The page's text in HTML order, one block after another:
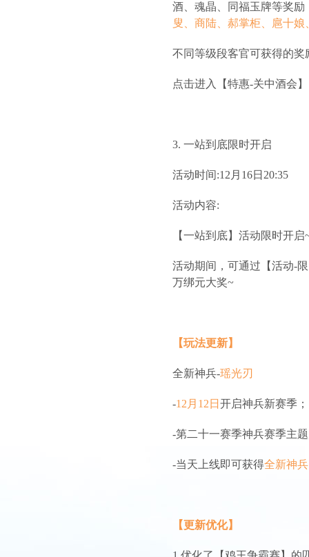
酒、魂晶、同福玉牌等奖
叟、商陆、郝掌柜、扈十
不同等级段客官可获得的
点击进入【特惠-关中酒会
3. 一站到底限时开启
活动时间:12月16日20:35
活动内容:
【一站到底】活动限时开
活动期间，可通过【活动-
万绑元大奖~
【玩法更新】
全新神兵-瑶光刃
-12月12日 开启神兵新赛季；
-第二十一赛季神兵赛季主
-当天上线即可获得全新神
【更新优化】